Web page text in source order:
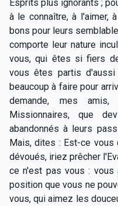
Esprits plus ignorants ;
à le connaître, à l'aimer,
bons pour leurs
comporte leur nature
vous, qui êtes si fiers
vous êtes partis
beaucoup à faire pour
demande, mes
Missionnaires, que
abandonnés à leurs
Mais, dites : Est-ce vous
dévoués, iriez prêcher
ce n'est pas vous : vous
position que vous ne
vous, qui aimez les